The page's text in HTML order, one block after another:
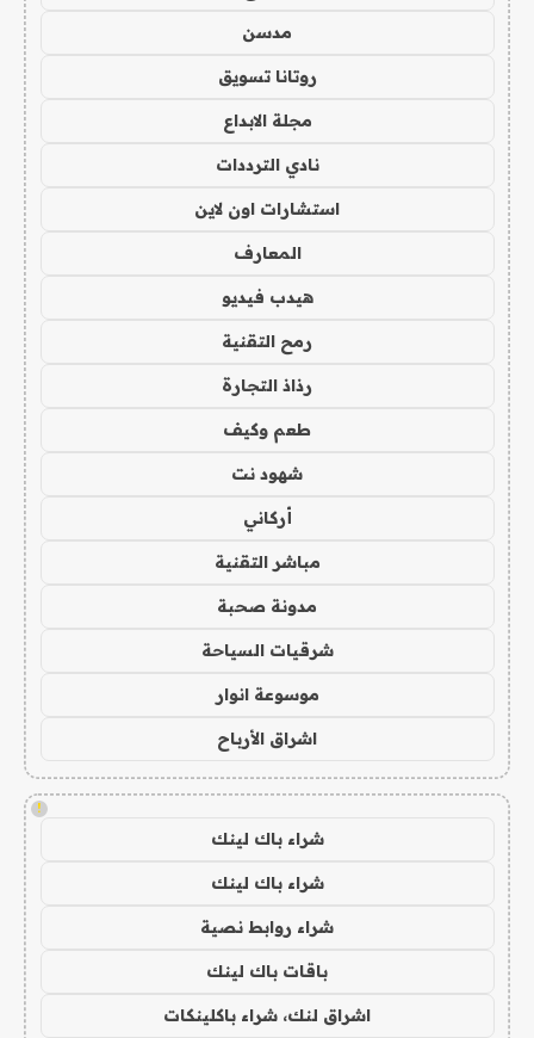
مدسن
روتانا تسويق
مجلة الابداع
نادي الترددات
استشارات اون لاين
المعارف
هيدب فيديو
رمح التقنية
رذاذ التجارة
طعم وكيف
شهود نت
أركاني
مباشر التقنية
مدونة صحبة
شرقيات السياحة
موسوعة انوار
اشراق الأرباح
!
شراء باك لينك
شراء باك لينك
شراء روابط نصية
باقات باك لينك
اشراق لنك، شراء باكلينكات